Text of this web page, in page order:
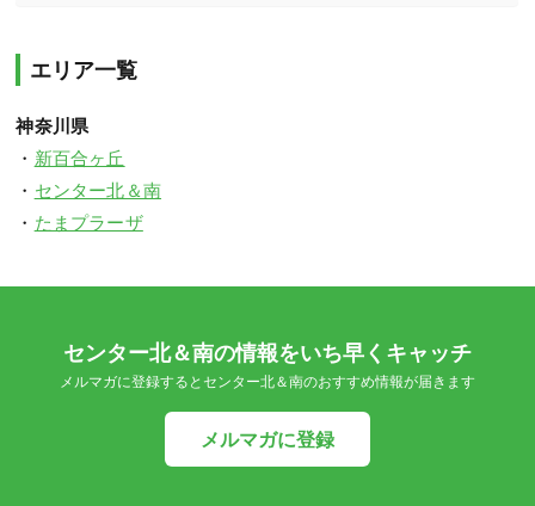
エリア一覧
神奈川県
・ 新百合ヶ丘
・ センター北＆南
・ たまプラーザ
センター北＆南の情報をいち早くキャッチ
メルマガに登録するとセンター北＆南のおすすめ情報が届きます
メルマガに登録